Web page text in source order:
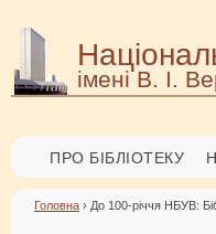
імені В. І.
ПРО БІБЛІОТЕКУ
Головна › До 100-річчя НБУВ: